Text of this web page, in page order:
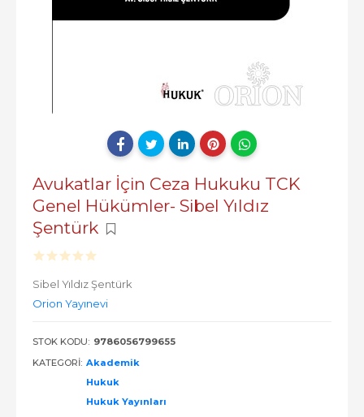
Avukatlar İçin Ceza Hukuku TCK
Genel Hükümler- Sibel Yıldız
Şentürk
Sibel Yıldız Şentürk
Orion Yayınevi
STOK KODU: 9786056799655
KATEGORI: Akademik
Hukuk
Hukuk Yayınları